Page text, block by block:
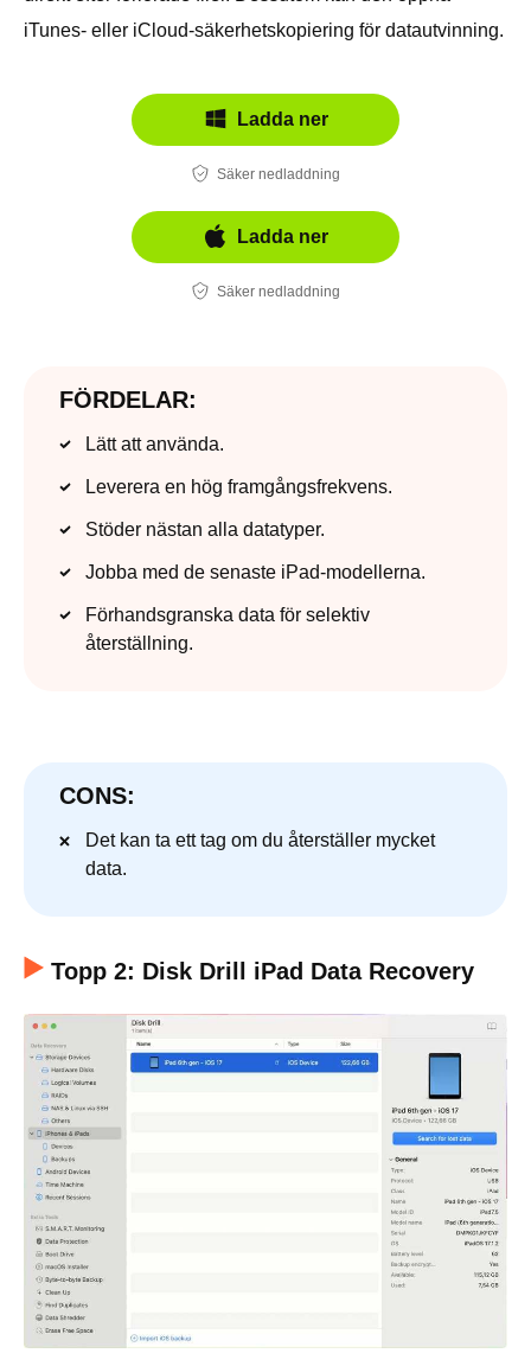
iTunes- eller iCloud-säkerhetskopiering för datautvinning.
Ladda ner
Säker nedladdning
Ladda ner
Säker nedladdning
FÖRDELAR:
Lätt att använda.
Leverera en hög framgångsfrekvens.
Stöder nästan alla datatyper.
Jobba med de senaste iPad-modellerna.
Förhandsgranska data för selektiv
återställning.
CONS:
Det kan ta ett tag om du återställer mycket
data.
Topp 2: Disk Drill iPad Data Recovery